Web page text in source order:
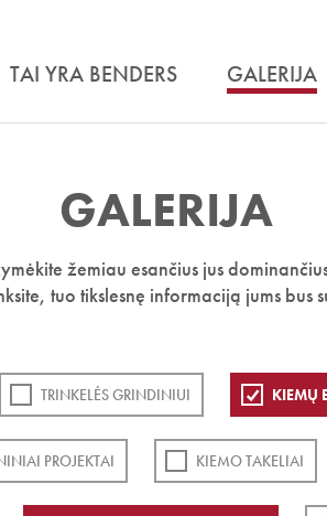
TAI YRA BENDERS GALERIJA
GALERIJA
žemiau esančius jus
tuo tikslesnę informaciją jums bus
TRINKELĖS GRINDINIUI KIEMŲ
PROJEKTAI KIEMO TAKELIAI